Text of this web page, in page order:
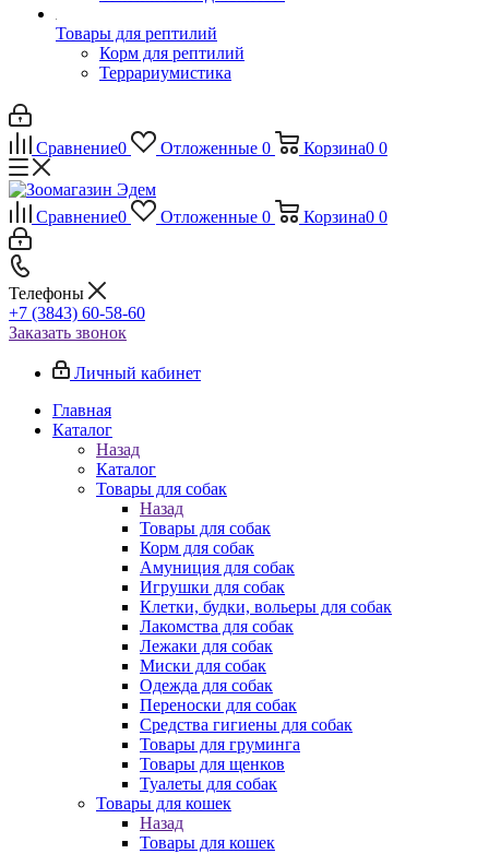
Товары для рептилий
Корм для рептилий
Террариумистика
Сравнение0 Отложенные 0 Корзина0 0
Сравнение0 Отложенные 0 Корзина0 0
Телефоны
+7 (3843) 60-58-60
Заказать звонок
Личный кабинет
Главная
Каталог
Назад
Каталог
Товары для собак
Назад
Товары для собак
Корм для собак
Амуниция для собак
Игрушки для собак
Клетки, будки, вольеры для собак
Лакомства для собак
Лежаки для собак
Миски для собак
Одежда для собак
Переноски для собак
Средства гигиены для собак
Товары для груминга
Товары для щенков
Туалеты для собак
Товары для кошек
Назад
Товары для кошек